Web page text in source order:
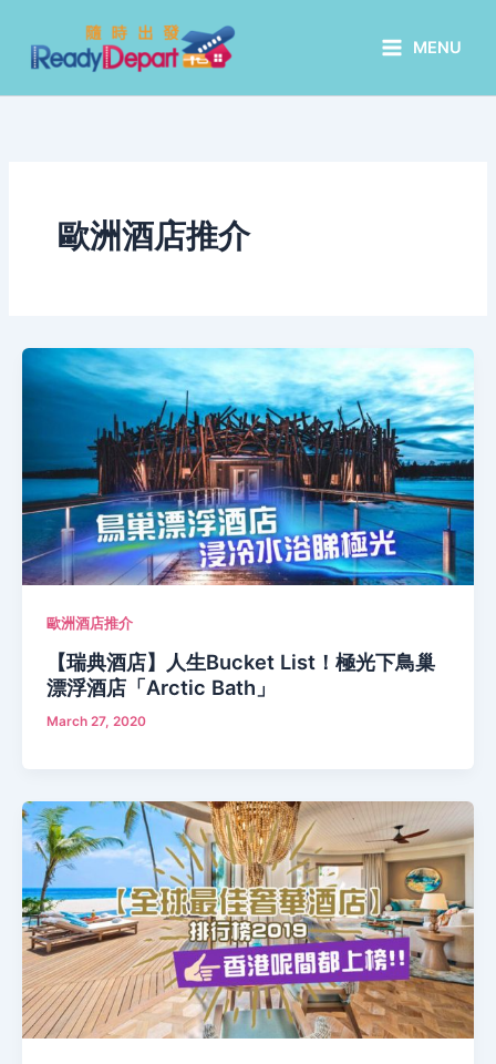
content
MENU
歐洲酒店推介
歐洲酒店推介
【瑞典酒店】人生Bucket List！極光下鳥巢
漂浮酒店「Arctic Bath」
March 27, 2020